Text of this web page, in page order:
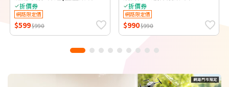
貼 充電器 傳輸線 鏡頭貼 i17
PRO MAX 17e)
折價券
網路限定價
$599$990
折價券
網路限定價
$990$990